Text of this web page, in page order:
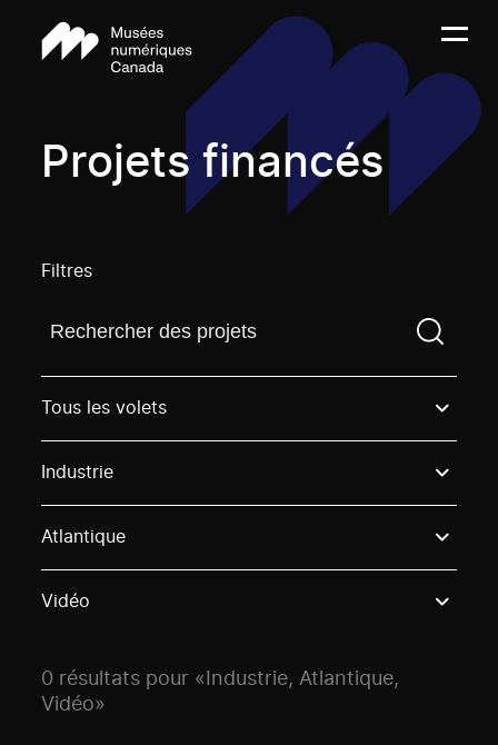
Projets financés
Filtres
Trouvez un projetVous devez saisir un terme de
Tous les volets
Industrie
Atlantique
Vidéo
0 résultats pour «Industrie, Atlantique,
Vidéo»